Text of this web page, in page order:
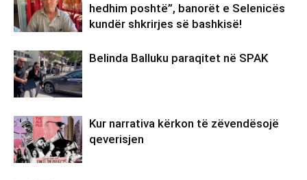
hedhim poshtë”, banorët e Selenicës
kundër shkrirjes së bashkisë!
Belinda Balluku paraqitet në SPAK
Kur narrativa kërkon të zëvendësojë
qeverisjen